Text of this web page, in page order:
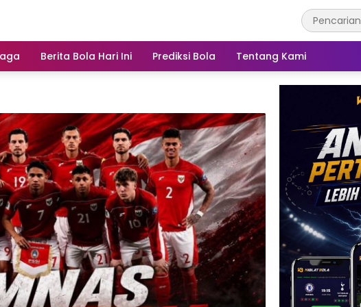
Berita Bola Hari Ini Prediksi Bola Tentang Kami